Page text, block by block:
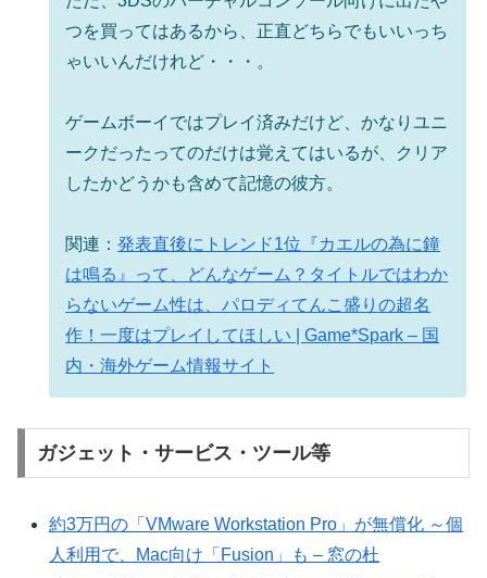
つを買ってはあるから、正直どちらでもいいっち
ゃいいんだけれど・・・。
ゲームボーイではプレイ済みだけど、かなりユニ
ークだったってのだけは覚えてはいるが、クリア
したかどうかも含めて記憶の彼方。
関連：発表直後にトレンド1位『カエルの為に鐘
は鳴る』って、どんなゲーム？タイトルではわか
らないゲーム性は、パロディてんこ盛りの超名
作！一度はプレイしてほしい | Game*Spark – 国
内・海外ゲーム情報サイト
ガジェット・サービス・ツール等
約3万円の「VMware Workstation Pro」が無償化 ～個
人利用で、Mac向け「Fusion」も – 窓の杜